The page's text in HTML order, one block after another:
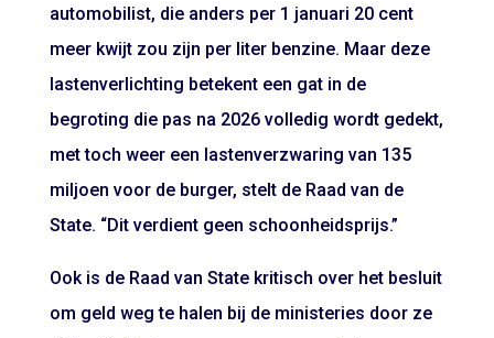
automobilist, die anders per 1 januari 20 cent
meer kwijt zou zijn per liter benzine. Maar deze
lastenverlichting betekent een gat in de
begroting die pas na 2026 volledig wordt gedekt,
met toch weer een lastenverzwaring van 135
miljoen voor de burger, stelt de Raad van de
State. “Dit verdient geen schoonheidsprijs.”
Ook is de Raad van State kritisch over het besluit
om geld weg te halen bij de ministeries door ze